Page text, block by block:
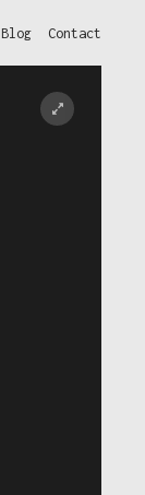
Blog Contact